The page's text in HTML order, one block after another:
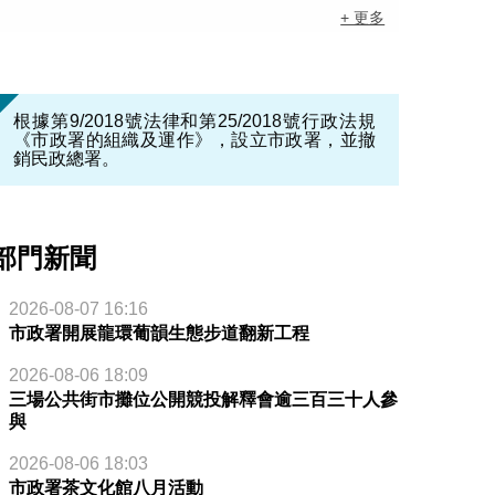
+ 更多
根據第9/2018號法律和第25/2018號行政法規
《市政署的組織及運作》，設立市政署，並撤
銷民政總署。
門新聞
2026-08-07 16:16
市政署開展龍環葡韻生態步道翻新工程
2026-08-06 18:09
三場公共街市攤位公開競投解釋會逾三百三十人參
與
2026-08-06 18:03
市政署茶文化館八月活動